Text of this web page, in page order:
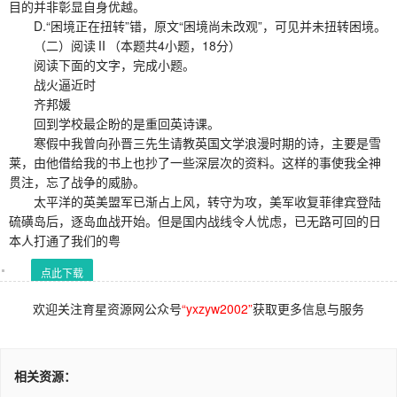
目的并非彰显自身优越。
D.“困境正在扭转”错，原文“困境尚未改观”，可见并未扭转困境。
（二）阅读Ⅱ（本题共4小题，18分）
阅读下面的文字，完成小题。
战火逼近时
齐邦媛
回到学校最企盼的是重回英诗课。
寒假中我曾向孙晋三先生请教英国文学浪漫时期的诗，主要是雪
莱，由他借给我的书上也抄了一些深层次的资料。这样的事使我全神
贯注，忘了战争的威胁。
太平洋的英美盟军已渐占上风，转守为攻，美军收复菲律宾登陆
硫磺岛后，逐岛血战开始。但是国内战线令人忧虑，已无路可回的日
本人打通了我们的粤
点此下载
欢迎关注育星资源网公众号“yxzyw2002”获取更多信息与服务
相关资源：